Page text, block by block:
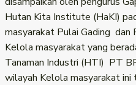
Hutan Kita Institute (HaKI)
masyarakat Pulai Gading
Kelola masyarakat yang
Tanaman Industri (HTI) PT
wilayah Kelola masyarakat